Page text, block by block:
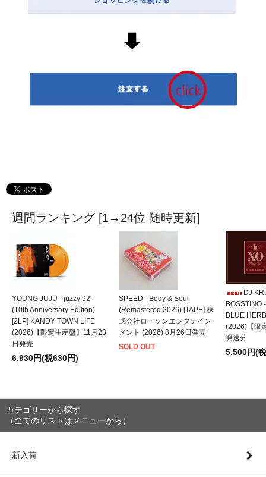
週間ランキング [1→24位 随時更新]
YOUNG JUJU - juzzy 92'
(10th Anniversary Edition)
[2LP] KANDY TOWN LIFE
(2026)【限定生産盤】11月23
日発売
6,930円(税630円)
SPEED - Body & Soul
(Remastered 2026) [TAPE] 株
式会社ローソンエンタテイン
メント (2026) 8月26日発売
SOLD OUT
DJ
BOSSTINO
BLUE
(2026)【限
発送分
5,500円(
カテゴリーから探す
（全てのリストはメニューから）
新入荷